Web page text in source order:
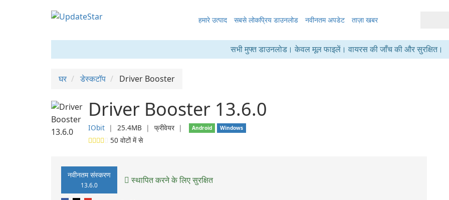
हमारे उत्पाद सबसे लोकप्रिय डाउनलोड नवीनतम अपडेट ताज़ा खबर
सभी मुफ्त डाउनलोड। केवल मूल फाइलें। वायरस की जाँच की और सुरक्षित।
घर डेस्कटॉप Driver Booster
Driver Booster 13.6.0
IObit ❘ 25.4MB ❘ फ्रीवेयर ❘ Android Windows
50 वोटों में से
नवीनतम संस्करण
13.6.0 स्थापित करने के लिए सुरक्षित